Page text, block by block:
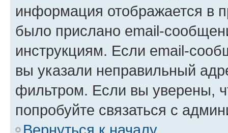
информация отображается в
было прислано email-
инструкциям. Если email-
вы указали неправильный
фильтром. Если вы уверены,
попробуйте связаться с
Вернуться к началу